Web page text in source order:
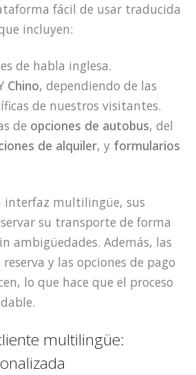
fácil de usar traducida
incluyen:
de habla inglesa.
Chino, dependiendo de las
de nuestros visitantes.
de opciones de autobus, del
de alquiler, y formularios
multilingüe, sus
su transporte de forma
ambigüedades. Además, las
y las opciones de pago
lo que hace que el proceso
multilingüe: